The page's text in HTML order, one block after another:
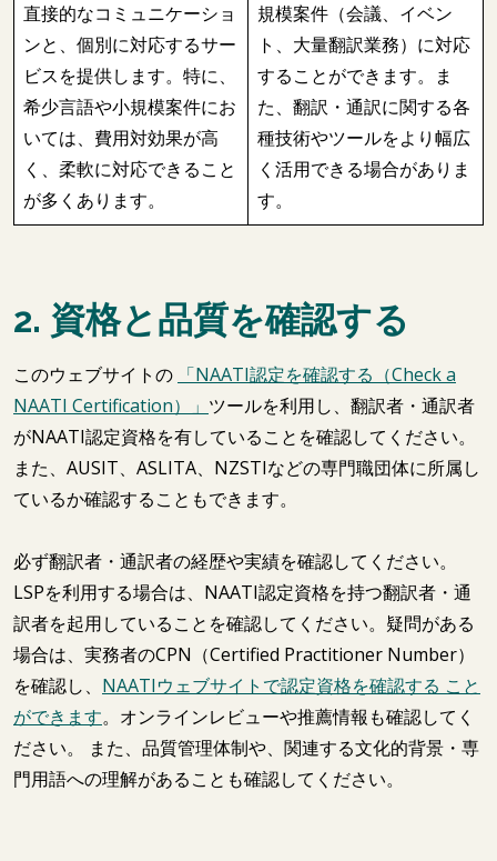
直接的なコミュニケーショ
ンと、個別に対応するサー
ビスを提供します。特に、
希少言語や小規模案件にお
いては、費用対効果が高
く、柔軟に対応できること
が多くあります。
規模案件（会議、イベン
ト、大量翻訳業務）に対応
することができます。ま
た、翻訳・通訳に関する各
種技術やツールをより幅広
く活用できる場合がありま
す。
2. 資格と品質を確認する
このウェブサイトの 「NAATI認定を確認する（Check a
NAATI Certification）」 ツールを利用し、翻訳者・通訳者
がNAATI認定資格を有していることを確認してください。
また、AUSIT、ASLITA、NZSTIなどの専門職団体に所属し
ているか確認することもできます。
必ず翻訳者・通訳者の経歴や実績を確認してください。
LSPを利用する場合は、NAATI認定資格を持つ翻訳者・通
訳者を起用していることを確認してください。疑問がある
場合は、実務者のCPN（Certified Practitioner Number）
を確認し、 NAATIウェブサイトで認定資格を確認する こと
ができます。オンラインレビューや推薦情報も確認してく
ださい。 また、品質管理体制や、関連する文化的背景・専
門用語への理解があることも確認してください。